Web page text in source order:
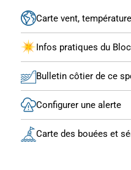
Carte vent,
Infos pratiques du
Bulletin côtier de ce
Configurer une alerte
Carte des bouées et